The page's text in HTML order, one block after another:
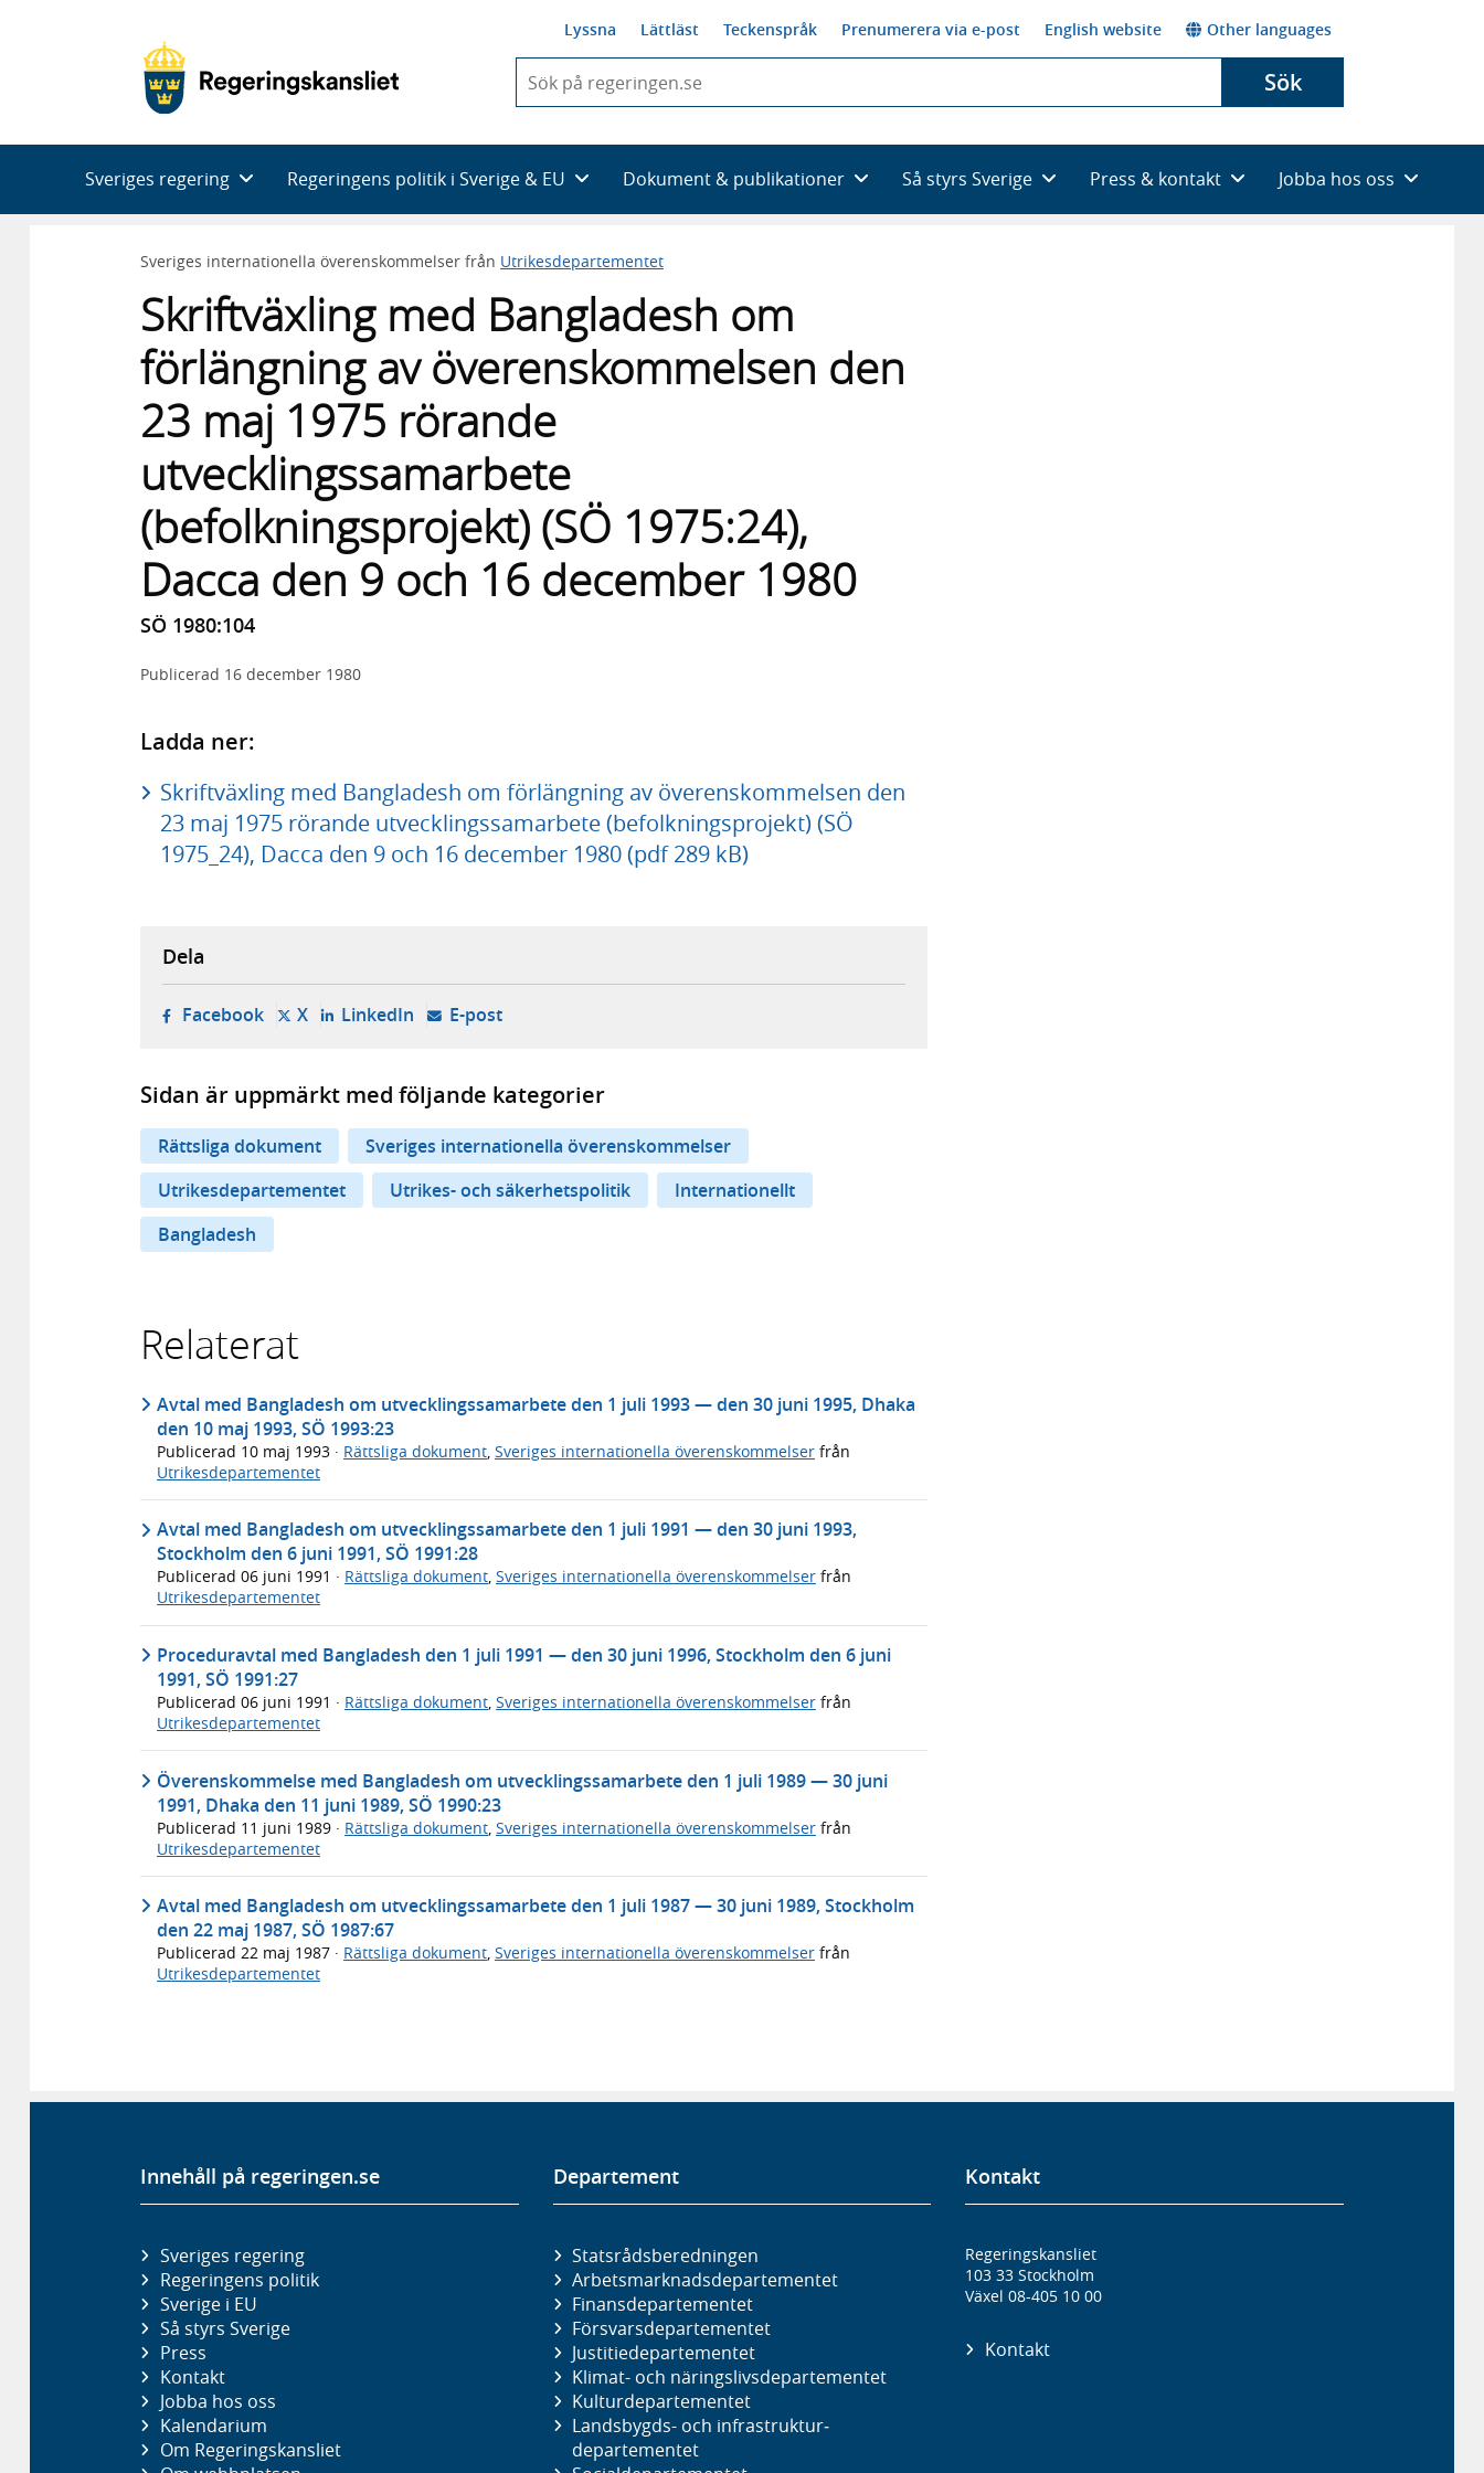
Lyssna Lättläst Teckenspråk Prenumerera via e-post English website Other languages
du
skriva
framträder
en
med
Sök
Sveriges regering Regeringens politik i Sverige & EU Dokument & publikationer Så styrs Sverige Press & kontakt Jobba hos oss
Sveriges internationella överenskommelser från Utrikesdepartementet
Skriftväxling med Bangladesh om
förlängning av överenskommelsen den
23 maj 1975 rörande
utvecklingssamarbete
(befolkningsprojekt) (SÖ 1975:24),
Dacca den 9 och 16 december 1980
SÖ 1980:104
Publicerad 16 december 1980
Ladda ner:
Skriftväxling med Bangladesh om förlängning av överenskommelsen den
23 maj 1975 rörande utvecklingssamarbete (befolkningsprojekt) (SÖ
1975_24), Dacca den 9 och 16 december 1980 (pdf 289 kB)
Dela
Facebook- öppnas i ny flik, extern webbplats,
X- öppnas i ny flik, extern webbplats,
LinkedIn- öppnas i ny flik, extern webbplats,
E-post- öppnar din e-postklient,
Sidan är uppmärkt med följande kategorier
Rättsliga dokument
Sveriges internationella överenskommelser
Utrikesdepartementet
Utrikes- och säkerhetspolitik
Internationellt
Bangladesh
Relaterat
Avtal med Bangladesh om utvecklingssamarbete den 1 juli 1993 — den 30 juni 1995, Dhaka
den 10 maj 1993, SÖ 1993:23
Publicerad 10 maj 1993 · Rättsliga dokument Sveriges internationella överenskommelser från
Utrikesdepartementet
Avtal med Bangladesh om utvecklingssamarbete den 1 juli 1991 — den 30 juni 1993,
Stockholm den 6 juni 1991, SÖ 1991:28
Publicerad 06 juni 1991 · Rättsliga dokument, Sveriges internationella överenskommelser från
Utrikesdepartementet
Proceduravtal med Bangladesh den 1 juli 1991 — den 30 juni 1996, Stockholm den 6 juni
1991, SÖ 1991:27
Publicerad 06 juni 1991 · Rättsliga dokument, Sveriges internationella överenskommelser från
Utrikesdepartementet
Överenskommelse med Bangladesh om utvecklingssamarbete den 1 juli 1989 — 30 juni
1991, Dhaka den 11 juni 1989, SÖ 1990:23
Publicerad 11 juni 1989 · Rättsliga dokument Sveriges internationella överenskommelser från
Utrikesdepartementet
Avtal med Bangladesh om utvecklingssamarbete den 1 juli 1987 — 30 juni 1989, Stockholm
den 22 maj 1987, SÖ 1987:67
Publicerad 22 maj 1987 · Rättsliga dokument, Sveriges internationella överenskommelser från
Utrikesdepartementet
Innehåll på regeringen.se
Sveriges regering
Regeringens politik
Sverige i EU
Så styrs Sverige
Press
Kontakt
Jobba hos oss
Kalendarium
Om Regeringskansliet
Departement
Statsrådsberedningen
Arbetsmarknads­departementet
Finans­departementet
Försvars­departementet
Justitie­departementet
Klimat- och näringslivs­departementet
Kultur­departementet
Landsbygds- och infrastruktur­
departementet
Kontakt
Regeringskansliet
103 33 Stockholm
Växel 08-405 10 00
Kontakt